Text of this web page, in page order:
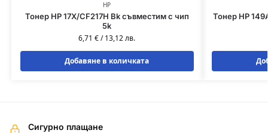
HP
Тонер HP 17X/CF217H Bk съвместим с чип
5k
6,71€/13,12лв.
Добавяне в количката
Тонер HP
Сигурно плащане